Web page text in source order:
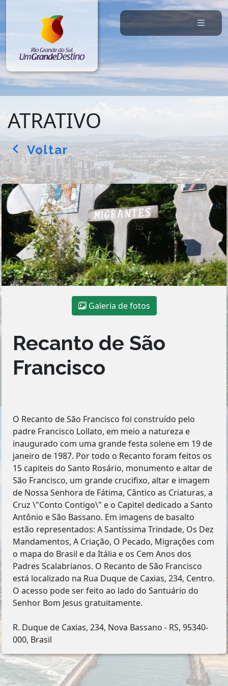
ATRATIVO
arrow_back_ios Voltar
Galeria de fotos
Recanto de São
Francisco
O Recanto de São Francisco foi construído pelo
padre Francisco Lollato, em meio a natureza e
inaugurado com uma grande festa solene em 19 de
janeiro de 1987. Por todo o Recanto foram feitos os
15 capiteis do Santo Rosário, monumento e altar de
São Francisco, um grande crucifixo, altar e imagem
de Nossa Senhora de Fátima, Cântico as Criaturas, a
Cruz \"Conto Contigo\" e o Capitel dedicado a Santo
Antônio e São Bassano. Em imagens de basalto
estão representados: A Santíssima Trindade, Os Dez
Mandamentos, A Criação, O Pecado, Migrações com
o mapa do Brasil e da Itália e os Cem Anos dos
Padres Scalabrianos. O Recanto de São Francisco
está localizado na Rua Duque de Caxias, 234, Centro.
O acesso pode ser feito ao lado do Santuário do
Senhor Bom Jesus gratuitamente.
R. Duque de Caxias, 234, Nova Bassano - RS, 95340-
000, Brasil